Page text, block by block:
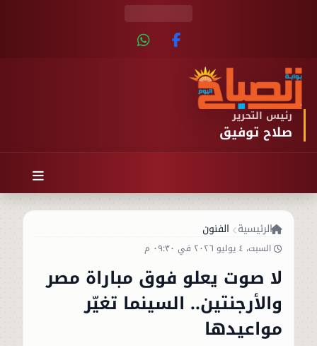
رئيس التحرير
صلاح توفيق
الرئيسية الفنون
السبت، ٤ يوليو ٢٠٢٦ في ٠٩:٣٠ م
لا صوت يعلو فوق مباراة مصر
والأرجنتين.. السينما تغيّر
مواعيدها